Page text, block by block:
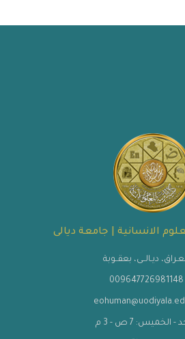
الانسانية | جامعة ديالى
ديـالــى، بعقــوبة
009647726981148
- الخميس: 7 ص - 3 م